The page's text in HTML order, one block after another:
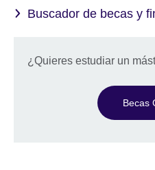
Buscador de becas y
¿Quieres estudiar un
Becas